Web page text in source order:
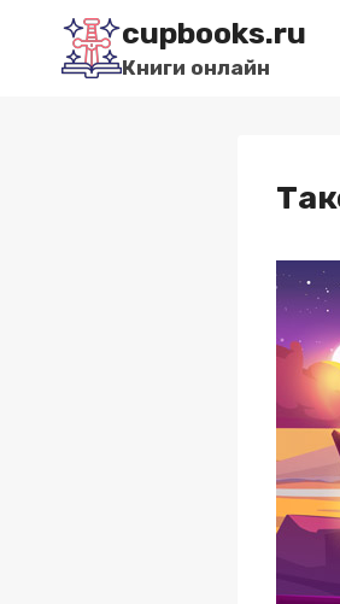
Перейти
содержимому
cupbooks.ru
Книги онлайн